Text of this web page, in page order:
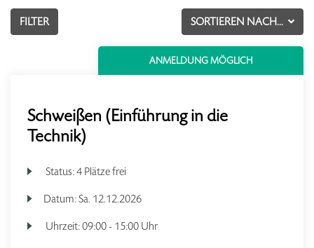
SORTIEREN NACH...
FILTER
ANMELDUNG MÖGLICH
Schweißen (Einführung in die
Technik)
Status:4 Plätze frei
Datum:Sa. 12.12.2026
Uhrzeit:09:00 - 15:00 Uhr